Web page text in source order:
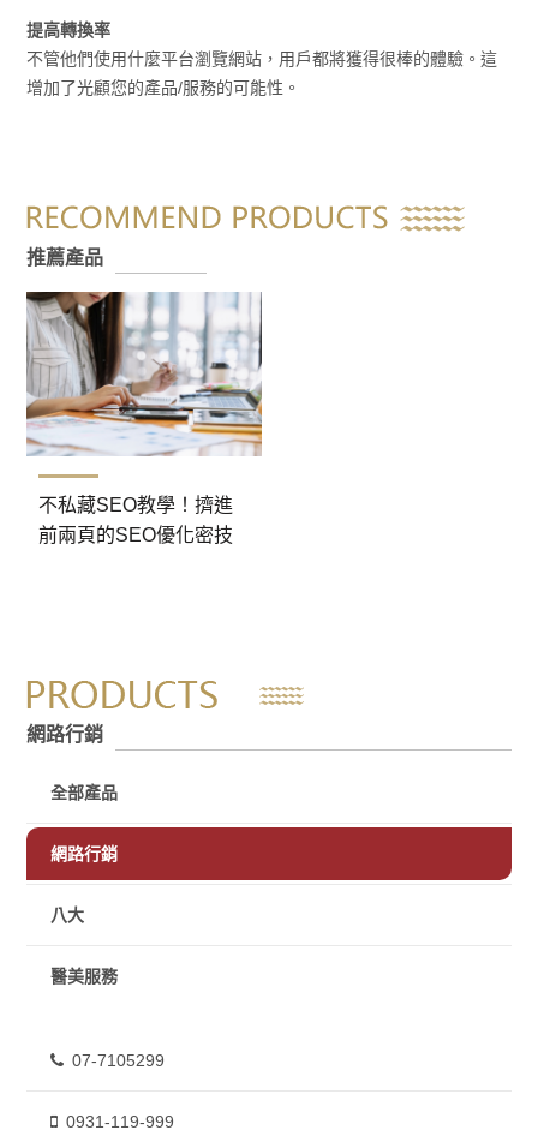
提高轉換率
不管他們使用什麼平台瀏覽網站，用戶都將獲得很棒的體驗。這
增加了光顧您的產品/服務的可能性。
推薦產品
不私藏SEO教學！擠進
前兩頁的SEO優化密技
網路行銷
全部產品
網路行銷
八大
醫美服務
07-7105299
0931-119-999